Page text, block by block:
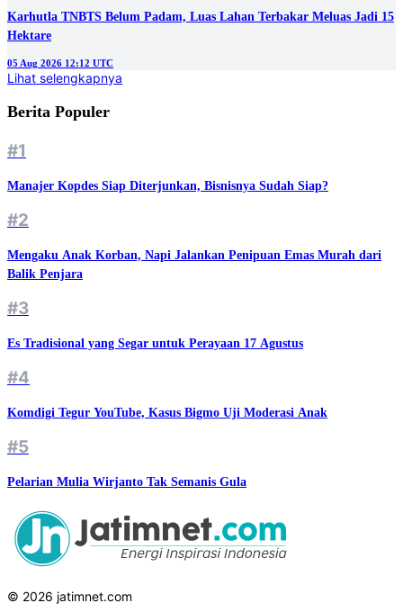
Karhutla TNBTS Belum Padam, Luas Lahan Terbakar Meluas Jadi 15
Hektare
05 Aug 2026 12:12 UTC
Lihat selengkapnya
Berita Populer
#1
Manajer Kopdes Siap Diterjunkan, Bisnisnya Sudah Siap?
#2
Mengaku Anak Korban, Napi Jalankan Penipuan Emas Murah dari
Balik Penjara
#3
Es Tradisional yang Segar untuk Perayaan 17 Agustus
#4
Komdigi Tegur YouTube, Kasus Bigmo Uji Moderasi Anak
#5
Pelarian Mulia Wirjanto Tak Semanis Gula
© 2026 jatimnet.com